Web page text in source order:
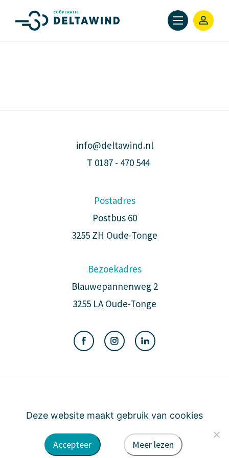
info@deltawind.nl
T 0187 - 470 544
Postadres
Postbus 60
3255 ZH Oude-Tonge
Bezoekadres
Blauwepannenweg 2
3255 LA Oude-Tonge
door DINK
Deze website maakt gebruik van cookies
Accepteer Meer lezen